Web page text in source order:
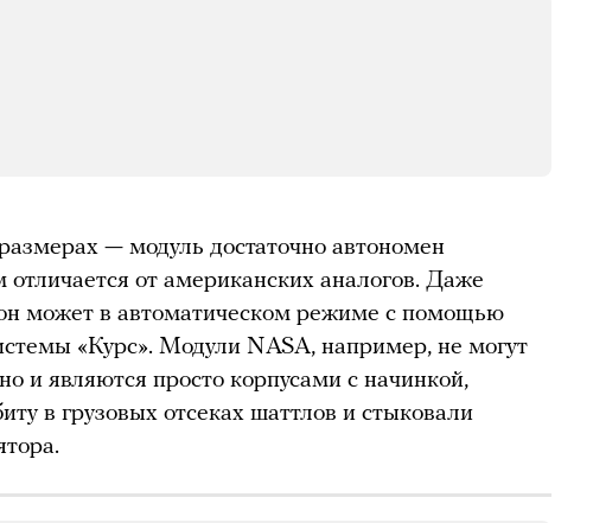
— модуль достаточно автономен
отличается от американских аналогов. Даже
может в автоматическом режиме с помощью
«Курс». Модули NASA, например, не могут
и являются просто корпусами с начинкой,
в грузовых отсеках шаттлов и стыковали